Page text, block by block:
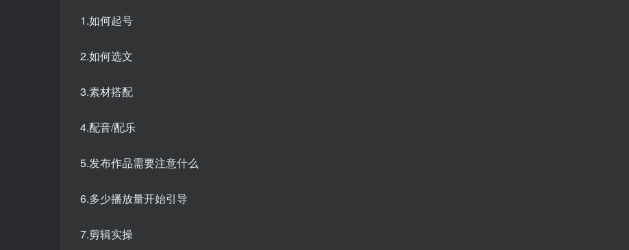
1.如何起号
2.如何选文
3.素材搭配
4.配音/配乐
5.发布作品需要注意什么
6.多少播放量开始引导
7.剪辑实操